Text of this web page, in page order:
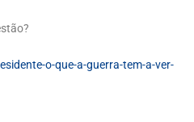
o-que-a-guerra-tem-a-ver-